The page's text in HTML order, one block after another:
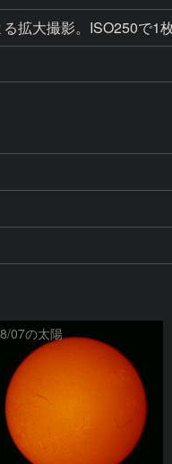
拡大撮影。ISO250で1
07の太陽